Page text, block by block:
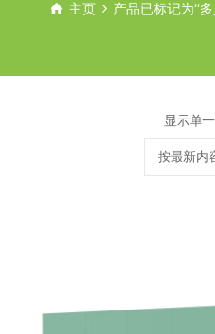
主页 产品已标记为“
显示单
按最新内